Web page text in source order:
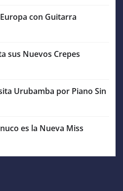
con Guitarra
sus Nuevos Crepes
Urubamba por Piano Sin
es la Nueva Miss